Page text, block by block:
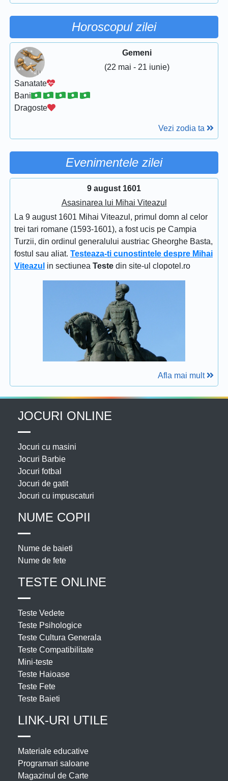
Horoscopul zilei
Gemeni
(22 mai - 21 iunie)
Sanatate
Bani
Dragoste
Vezi zodia ta
Evenimentele zilei
9 august 1601
Asasinarea lui Mihai Viteazul
La 9 august 1601 Mihai Viteazul, primul domn al celor
trei tari romane (1593-1601), a fost ucis pe Campia
Turzii, din ordinul generalului austriac Gheorghe Basta,
fostul sau aliat. Testeaza-ti cunostintele despre Mihai
Viteazul in sectiunea Teste din site-ul clopotel.ro
Afla mai mult
JOCURI ONLINE
Jocuri cu masini
Jocuri Barbie
Jocuri fotbal
Jocuri de gatit
Jocuri cu impuscaturi
NUME COPII
Nume de baieti
Nume de fete
TESTE ONLINE
Teste Vedete
Teste Psihologice
Teste Cultura Generala
Teste Compatibilitate
Mini-teste
Teste Haioase
Teste Fete
Teste Baieti
LINK-URI UTILE
Materiale educative
Programari saloane
Magazinul de Carte